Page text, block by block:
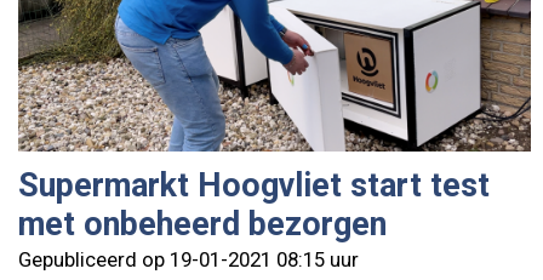
Supermarkt Hoogvliet start test
met onbeheerd bezorgen
Gepubliceerd op 19-01-2021 08:15 uur